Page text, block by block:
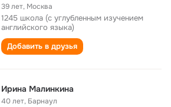
39 лет, Москва
1245 школа (с углубленным изучением
английского языка)
Добавить в друзья
Ирина Малинкина
40 лет, Барнаул